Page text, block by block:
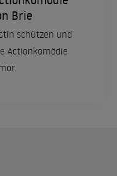
Brie
schützen und
Actionkomödie